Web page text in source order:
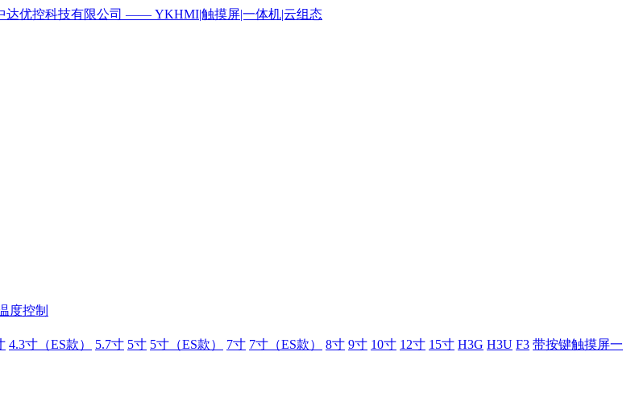
度控制
4.3寸（ES款） 5.7寸 5寸 5寸（ES款） 7寸 7寸（ES款） 8寸 9寸 10寸 12寸 15寸 H3G H3U F3 带按键触摸屏一